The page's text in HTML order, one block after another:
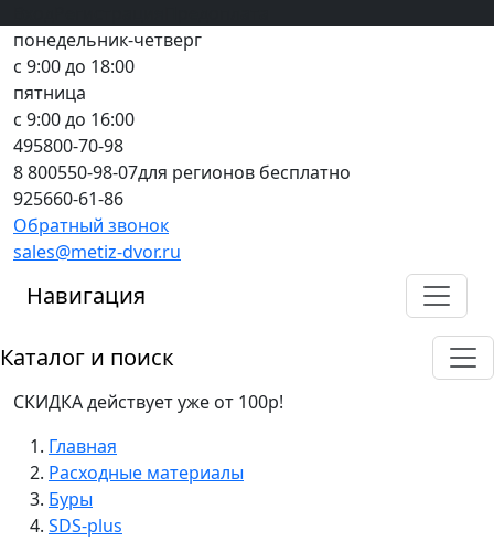
понедельник-четверг
с 9:00 до 18:00
пятница
с 9:00 до 16:00
495800-70-98
8 800550-98-07для регионов бесплатно
925660-61-86
Обратный звонок
sales@metiz-dvor.ru
Навигация
Каталог и поиск
СКИДКА действует уже от 100р!
Главная
Расходные материалы
Буры
SDS-plus